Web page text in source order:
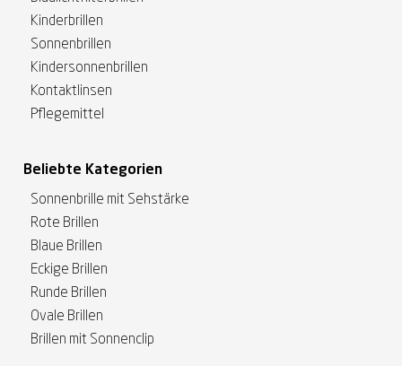
Kinderbrillen
Sonnenbrillen
Kindersonnenbrillen
Kontaktlinsen
Pflegemittel
Beliebte Kategorien
Sonnenbrille mit Sehstärke
Rote Brillen
Blaue Brillen
Eckige Brillen
Runde Brillen
Ovale Brillen
Brillen mit Sonnenclip